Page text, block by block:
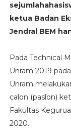
ketua Badan
Jendral BEM
Pada Technical
Unram 2019
Unram
calon (paslon)
Fakultas
2020.